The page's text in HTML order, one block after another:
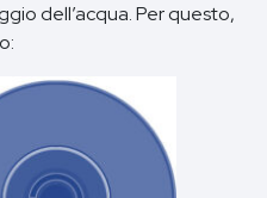
dell’acqua. Per questo,